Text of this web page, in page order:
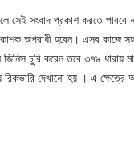
সেই সংবাদ প্রকাশ করতে
অপরাধী হবেন। এসব কাজে
চুরি করেন তবে ৩৭৯ ধারায়
দেখানো হয় । এ ক্ষেত্রে